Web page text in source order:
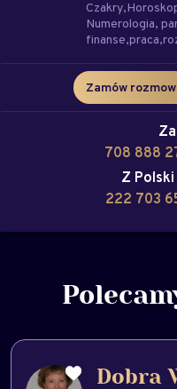
Czakry
Numerologia
finanse praca
Zamów
708 888
Z
222 703
Dobra